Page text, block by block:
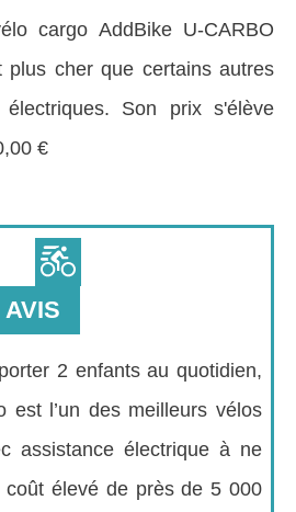
cargo AddBike U-CARBO
plus cher que certains autres
Son prix s'élève
€
2 enfants au quotidien,
est l’un des meilleurs vélos
assistance électrique à ne
coût élevé de près de 5 000